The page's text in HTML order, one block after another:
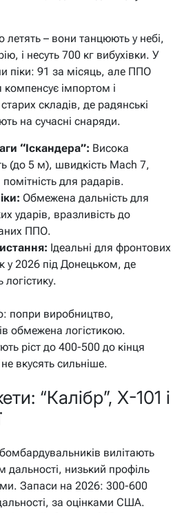
летять – вони танцюють у небі,
і несуть 700 кг вибухівки. У
піки: 91 за місяць, але ППО
компенсує імпортом і
складів, де радянські
на сучасні снаряди.
“Іскандера”: Висока
(до 5 м), швидкість Mach 7,
для радарів.
Обмежена дальність для
ударів, вразливість до
ППО.
Ідеальні для фронтових
у 2026 під Донецьком, де
попри виробництво,
обмежена логістикою.
ріст до 400-500 до кінця
вкусять сильніше.
“Калібр”, Х-101 і
вилітають
дальності, низький профіль
Запаси на 2026: 300-600
за оцінками США.